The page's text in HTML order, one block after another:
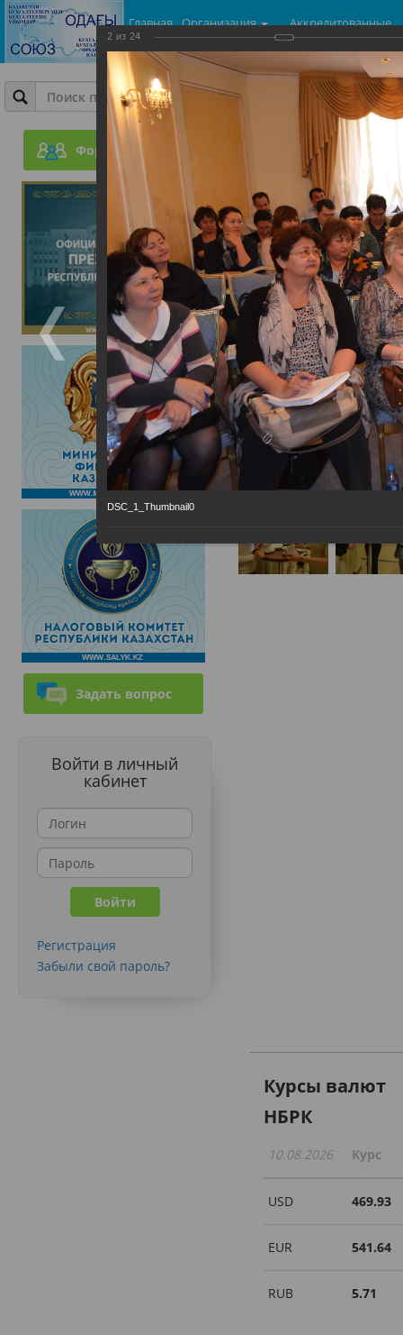
Главная Организация
Аккредитованные
центры
Форум
Задать вопрос
Войти в личный
кабинет
Регистрация
Забыли свой пароль?
Фотогалерея
Совместный семинар
г.Астана и ТОО
23.07.2015
Курсы валют
НБРК
10.08.2026 Курс
USD 469.93
EUR 541.64
RUB 5.71
2 из 24
DSC_1_Thumbnail0